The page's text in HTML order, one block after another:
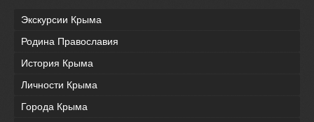
Экскурсии Крыма
Родина Православия
История Крыма
Личности Крыма
Города Крыма